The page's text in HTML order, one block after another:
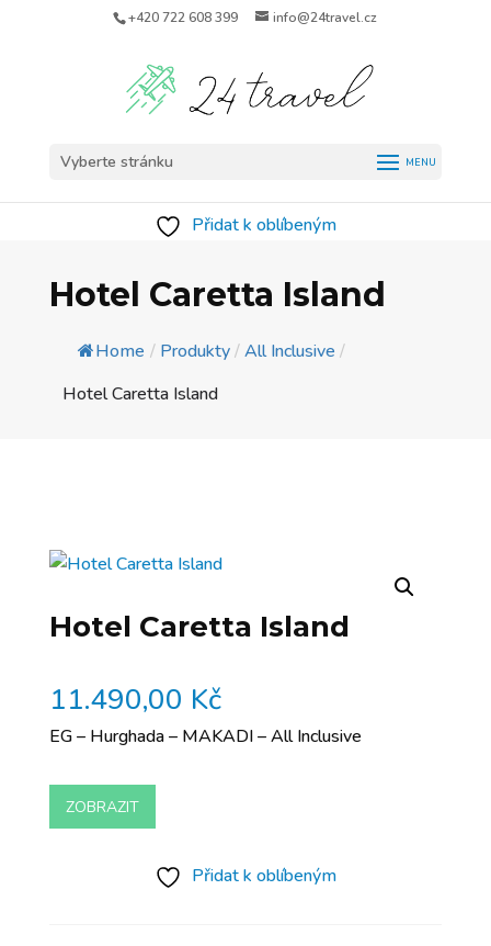
+420 722 608 399 info@24travel.cz
Vyberte stránku
Přidat k oblíbeným
Hotel Caretta Island
Home / Produkty/All Inclusive /
Hotel Caretta Island
Hotel Caretta Island
11.490,00 Kč
EG – Hurghada – MAKADI – All Inclusive
ZOBRAZIT
Přidat k oblíbeným